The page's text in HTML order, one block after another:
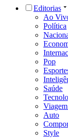
Editorias
Ao
Política
Pop
Saúde
Auto
Style